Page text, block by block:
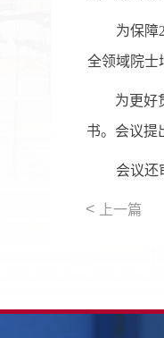
为保障
全领域院士
为更好贯
书。会议提
会议还审
< 上一篇